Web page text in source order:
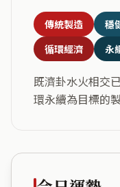
傳統製造 穩
循環經濟
永
既濟卦水火相交
環永續為目標的